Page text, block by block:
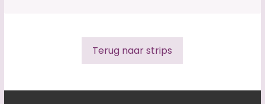
Terug naar strips